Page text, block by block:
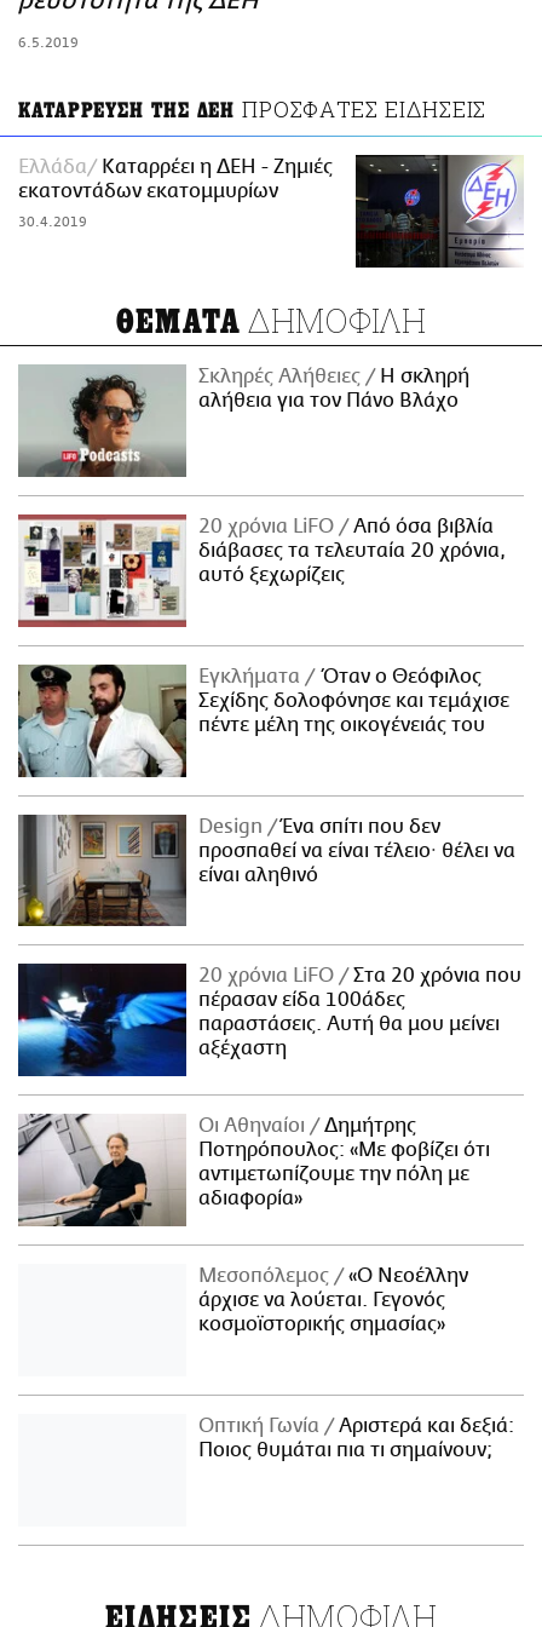
6.5.2019
ΚΑΤΑΡΡΕΥΣΗ ΤΗΣ ΔΕΗ ΠΡΟΣΦΑΤΕΣ ΕΙΔΗΣΕΙΣ
Ελλάδα
Καταρρέει η ΔΕΗ - Ζημιές
εκατοντάδων εκατομμυρίων
30.4.2019
ΘΕΜΑΤΑ ΔΗΜΟΦΙΛΗ
Σκληρές Αλήθειες
H σκληρή
αλήθεια για τον Πάνο Βλάχο
20 χρόνια LiFO
Από όσα βιβλία
διάβασες τα τελευταία 20 χρόνια,
αυτό ξεχωρίζεις
Εγκλήματα
Όταν ο Θεόφιλος
Σεχίδης δολοφόνησε και τεμάχισε
πέντε μέλη της οικογένειάς του
Design
Ένα σπίτι που δεν
προσπαθεί να είναι τέλειο· θέλει να
είναι αληθινό
20 χρόνια LiFO
Στα 20 χρόνια που
πέρασαν είδα 100άδες
παραστάσεις. Αυτή θα μου μείνει
αξέχαστη
Οι Αθηναίοι
Δημήτρης
Ποτηρόπουλος: «Με φοβίζει ότι
αντιμετωπίζουμε την πόλη με
αδιαφορία»
Μεσοπόλεμος
«Ο Νεοέλλην
άρχισε να λούεται. Γεγονός
κοσμοϊστορικής σημασίας»
Οπτική Γωνία
Αριστερά και δεξιά:
Ποιος θυμάται πια τι σημαίνουν;
ΕΙΔΗΣΕΙΣ ΔΗΜΟΦΙΛΗ